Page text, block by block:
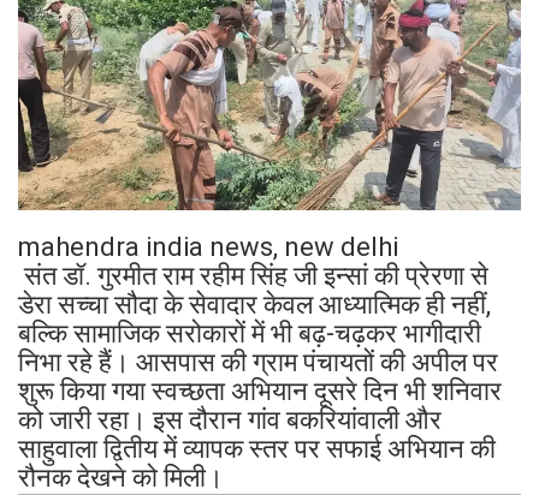
mahendra india news, new delhi
संत डॉ. गुरमीत राम रहीम सिंह जी इन्सां की प्रेरणा से
डेरा सच्चा सौदा के सेवादार केवल आध्यात्मिक ही नहीं,
बल्कि सामाजिक सरोकारों में भी बढ़-चढ़कर भागीदारी
निभा रहे हैं। आसपास की ग्राम पंचायतों की अपील पर
शुरू किया गया स्वच्छता अभियान दूसरे दिन भी शनिवार
को जारी रहा। इस दौरान गांव बकरियांवाली और
साहुवाला द्वितीय में व्यापक स्तर पर सफाई अभियान की
रौनक देखने को मिली।